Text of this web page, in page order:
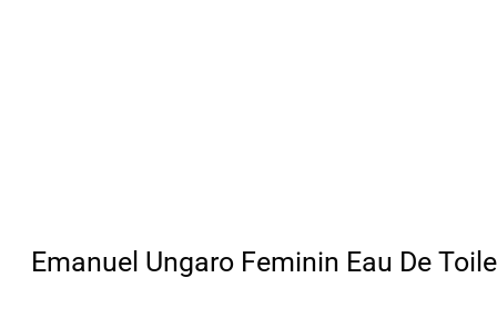
Emanuel Ungaro Feminin Eau De